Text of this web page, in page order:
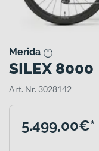
Merida
SILEX 8000
Art. Nr. 3028142
5.499,00€*